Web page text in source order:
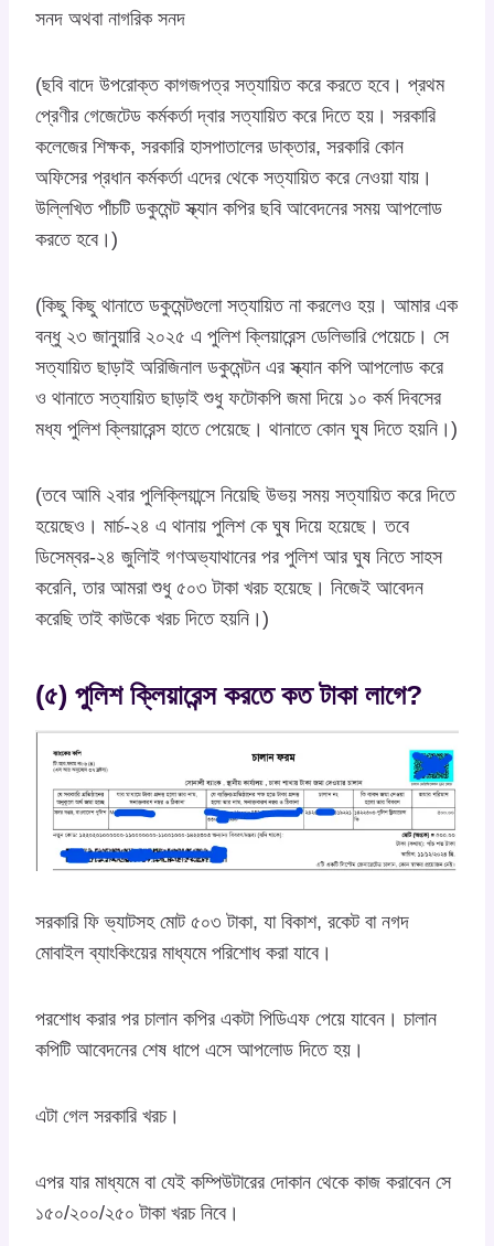
সনদ অথবা নাগরিক সনদ
(ছবি বাদে উপরোক্ত কাগজপত্র সত্যায়িত করে করতে হবে। প্রথম
প্রেণীর গেজেটেড কর্মকর্তা দ্বার সত্যায়িত করে দিতে হয়। সরকারি
কলেজের শিক্ষক, সরকারি হাসপাতালের ডাক্তার, সরকারি কোন
অফিসের প্রধান কর্মকর্তা এদের থেকে সত্যায়িত করে নেওয়া যায়।
উল্লিখিত পাঁচটি ডকুমেন্ট স্ক্যান কপির ছবি আবেদনের সময় আপলোড
করতে হবে।)
(কিছু কিছু থানাতে ডকুমেন্টগুলো সত্যায়িত না করলেও হয়। আমার এক
বন্ধু ২৩ জানুয়ারি ২০২৫ এ পুলিশ ক্লিয়ারেন্স ডেলিভারি পেয়েচে। সে
সত্যায়িত ছাড়াই অরিজিনাল ডকুমেন্টন এর স্ক্যান কপি আপলোড করে
ও থানাতে সত্যায়িত ছাড়াই শুধু ফটোকপি জমা দিয়ে ১০ কর্ম দিবসের
মধ্য পুলিশ ক্লিয়ারেন্স হাতে পেয়েছে। থানাতে কোন ঘুষ দিতে হয়নি।)
(তবে আমি ২বার পুলিক্লিয়ান্সে নিয়েছি উভয় সময় সত্যায়িত করে দিতে
হয়েছেও। মার্চ-২৪ এ থানায় পুলিশ কে ঘুষ দিয়ে হয়েছে। তবে
ডিসেম্বর-২৪ জুলািই গণঅভ্যাথানের পর পুলিশ আর ঘুষ নিতে সাহস
করেনি, তার আমরা শুধু ৫০৩ টাকা খরচ হয়েছে। নিজেই আবেদন
করেছি তাই কাউকে খরচ দিতে হয়নি।)
(৫) পুলিশ ক্লিয়ারেন্স করতে কত টাকা লাগে?
সরকারি ফি ভ্যাটসহ মোট ৫০৩ টাকা, যা বিকাশ, রকেট বা নগদ
মোবাইল ব্যাংকিংয়ের মাধ্যমে পরিশোধ করা যাবে।
পরশোধ করার পর চালান কপির একটা পিডিএফ পেয়ে যাবেন। চালান
কপিটি আবেদনের শেষ ধাপে এসে আপলোড দিতে হয়।
এটা গেল সরকারি খরচ।
এপর যার মাধ্যমে বা যেই কম্পিউটারের দোকান থেকে কাজ করাবেন সে
১৫০/২০০/২৫০ টাকা খরচ নিবে।